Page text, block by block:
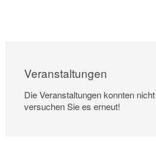
Veranstaltungen
Die Veranstaltungen konnten
versuchen Sie es erneut!